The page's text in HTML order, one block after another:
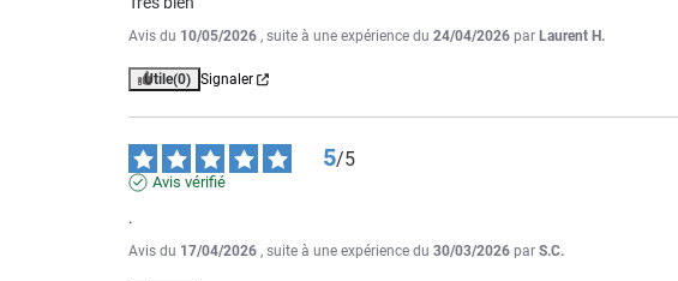
Avis du 10/05/2026 , suite à une expérience du 24/04/2026 par Laurent H.
Utile(0) Signaler
5/5
Avis vérifié
.
Avis du 17/04/2026 , suite à une expérience du 30/03/2026 par S.C.